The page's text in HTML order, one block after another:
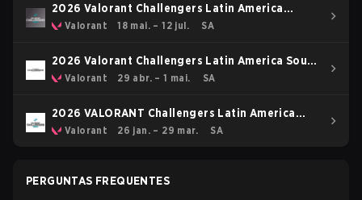
2026 Valorant Challengers Latin America
South: Stage 2
Valorant 18 mai. – 12 jul. SA
2026 Valorant Challengers Latin America South
: Ace Masters
Valorant 29 abr. – 1 mai. SA
2026 VALORANT Challengers Latin America
South: Stage 1
Valorant 26 jan. – 29 mar. SA
PERGUNTAS FREQUENTES